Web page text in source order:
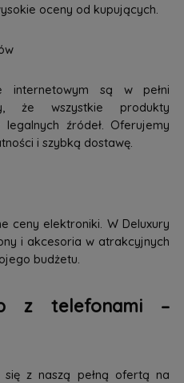
oceny od kupujących.
internetowym są w pełni
że wszystkie produkty
źródeł. Oferujemy
i szybką dostawę.
ceny elektroniki. W Deluxury
i akcesoria w atrakcyjnych
budżetu.
z telefonami –
się z naszą pełną ofertą na